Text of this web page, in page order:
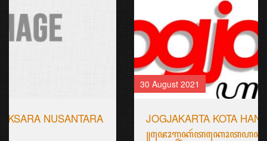
JOGJAKARTA KOTA HANACARAKA
꧋ꦗꦺꦴꦒ꧀ꦗꦏꦂꦠꦏꦺꦴꦠꦲꦤꦕꦫꦏ꧉